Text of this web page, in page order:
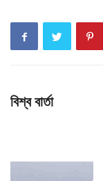
বিশ্ব বার্তা